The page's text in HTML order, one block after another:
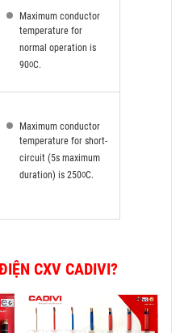
Maximum conductor
temperature for
normal operation is
90OC.
Maximum conductor
temperature for short-
circuit (5s maximum
duration) is 250OC.
CXV CADIVI?